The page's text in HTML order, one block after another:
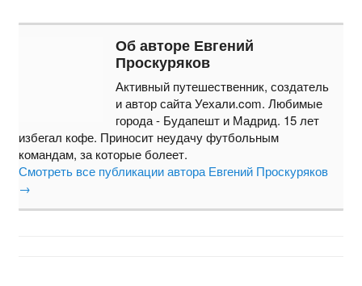
Об авторе Евгений
Проскуряков
Активный путешественник, создатель
и автор сайта Уехали.com. Любимые
города - Будапешт и Мадрид. 15 лет
избегал кофе. Приносит неудачу футбольным
командам, за которые болеет.
Смотреть все публикации автора Евгений Проскуряков
→